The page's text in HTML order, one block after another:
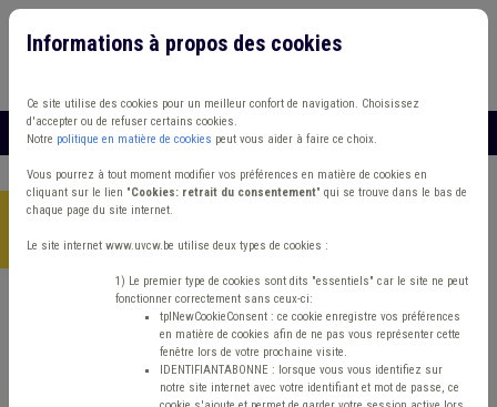
Accueil >Finances et fiscalité
zones de secours: analyse des budgets 2020 à 2023
Finances et fiscalité Incendie
Le financement des
Informations à propos des cookies
Ce site utilise des cookies pour un meilleur confort de navigation. Choisissez
d'accepter ou de refuser certains cookies.
Notre politique en matière de cookies peut vous aider à faire ce choix.
Vous pourrez à tout moment modifier vos préférences en matière de cookies en
cliquant sur le lien "Cookies: retrait du consentement" qui se trouve dans le bas de
chaque page du site internet.
Le site internet www.uvcw.be utilise deux types de cookies :
1) Le premier type de cookies sont dits "essentiels" car le site ne peut
fonctionner correctement sans ceux-ci:
tplNewCookieConsent : ce cookie enregistre vos préférences
en matière de cookies afin de ne pas vous représenter cette
fenêtre lors de votre prochaine visite.
IDENTIFIANTABONNE : lorsque vous vous identifiez sur
notre site internet avec votre identifiant et mot de passe, ce